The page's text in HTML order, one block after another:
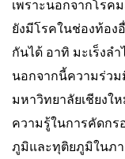
เพราะนอกจากโรค
ยังมีโรคในช่องท้อง
กันได้ อาทิ มะเร็งล
นอกจากนี้ความร่ว
มหาวิทยาลัยเชียงใ
ความรู้ในการคัดกร
ภูมิและทุติยภูมิในภา